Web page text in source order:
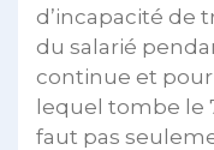
d’incapacité de
du salarié
continue et
lequel tombe le
faut pas